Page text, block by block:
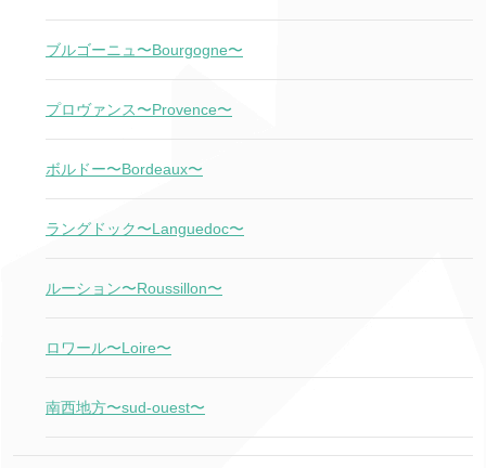
ブルゴーニュ〜Bourgogne〜
プロヴァンス〜Provence〜
ボルドー〜Bordeaux〜
ラングドック〜Languedoc〜
ルーション〜Roussillon〜
ロワール〜Loire〜
南西地方〜sud-ouest〜